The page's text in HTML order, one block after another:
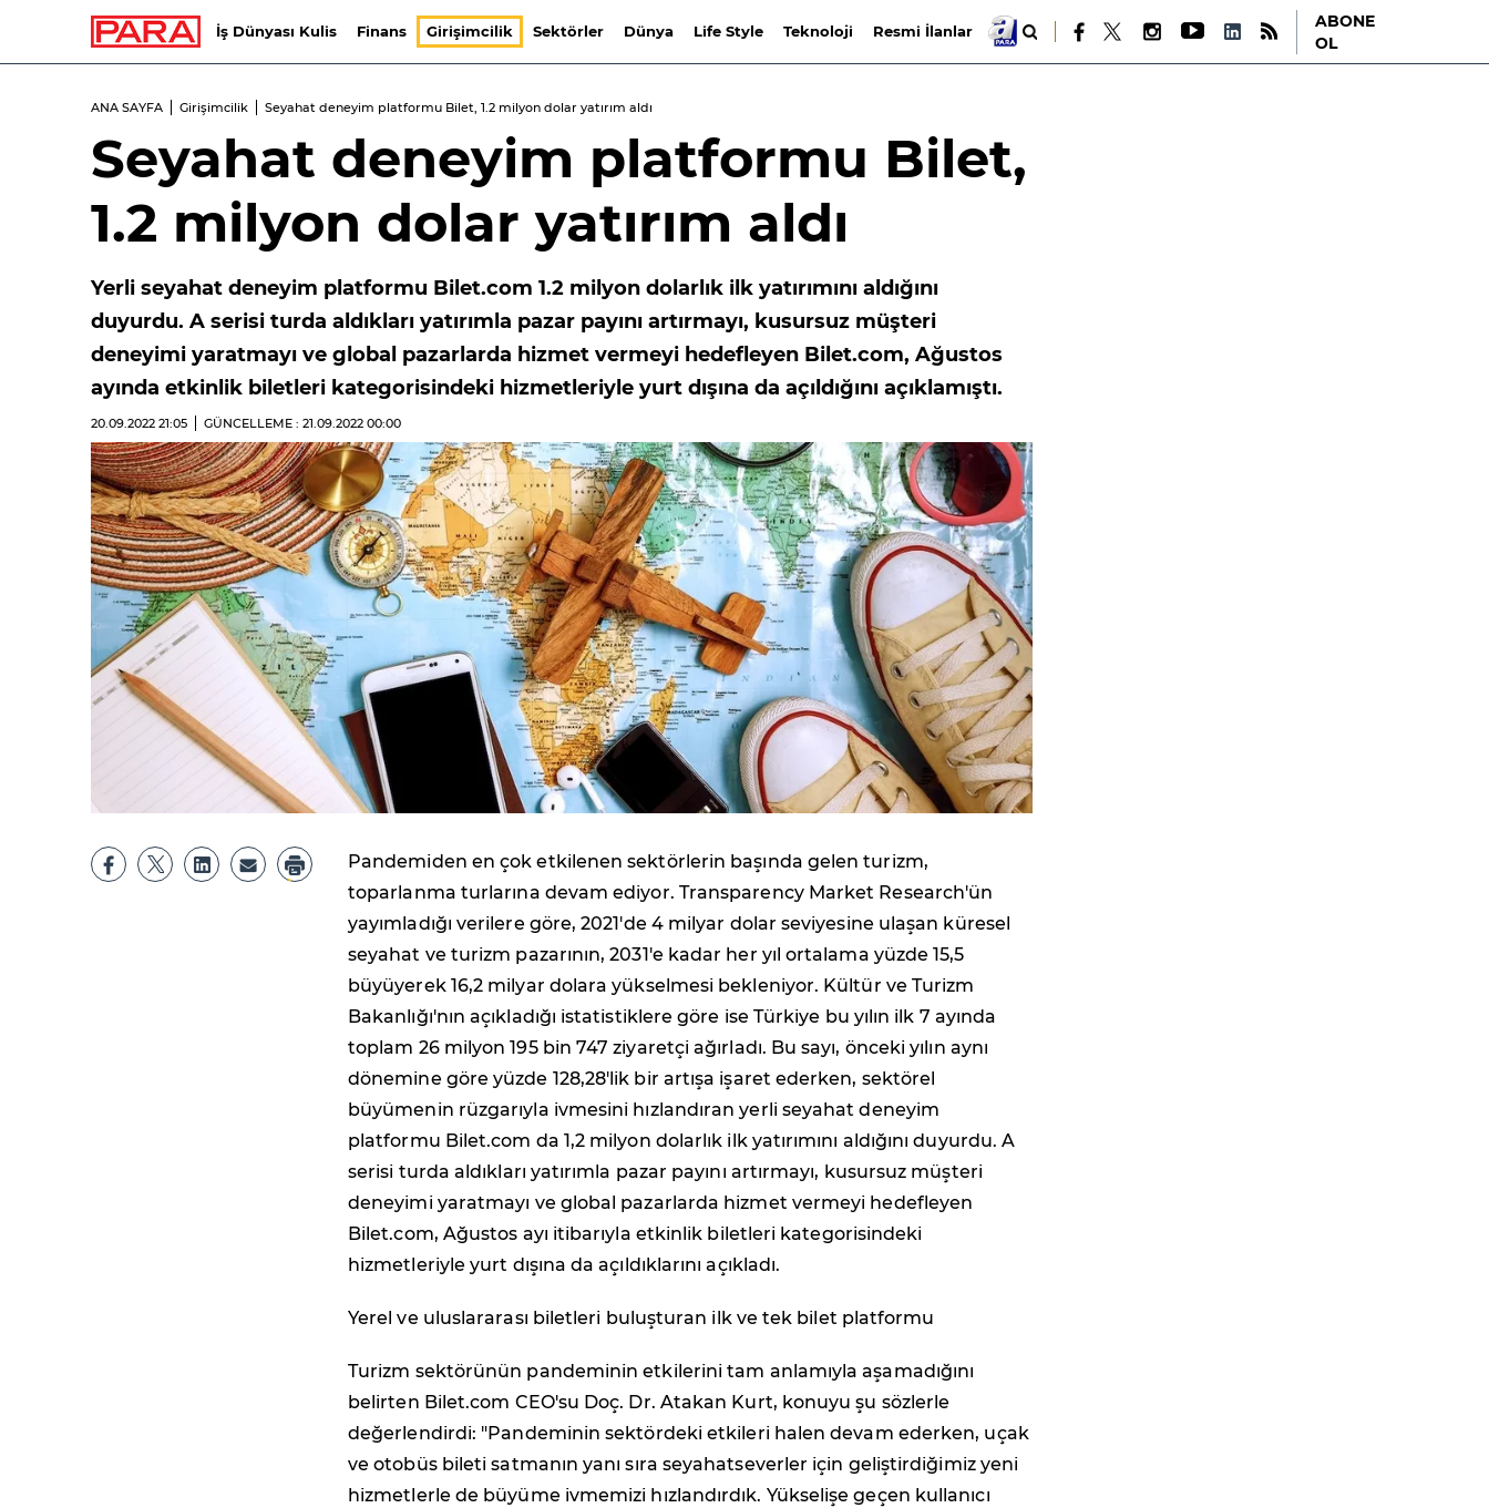
İş Dünyası Kulis Finans Girişimcilik Sektörler Dünya Life Style Teknoloji Resmi İlanlar
ABONE
OL
ANA SAYFA Girişimcilik Seyahat deneyim platformu Bilet, 1.2 milyon dolar yatırım aldı
Seyahat deneyim platformu Bilet,
1.2 milyon dolar yatırım aldı
Yerli seyahat deneyim platformu Bilet.com 1.2 milyon dolarlık ilk yatırımını aldığını
duyurdu. A serisi turda aldıkları yatırımla pazar payını artırmayı, kusursuz müşteri
deneyimi yaratmayı ve global pazarlarda hizmet vermeyi hedefleyen Bilet.com, Ağustos
ayında etkinlik biletleri kategorisindeki hizmetleriyle yurt dışına da açıldığını açıklamıştı.
20.09.2022 21:05 GÜNCELLEME : 21.09.2022 00:00
Pandemiden en çok etkilenen sektörlerin başında gelen turizm,
toparlanma turlarına devam ediyor. Transparency Market Research'ün
yayımladığı verilere göre, 2021'de 4 milyar dolar seviyesine ulaşan küresel
seyahat ve turizm pazarının, 2031'e kadar her yıl ortalama yüzde 15,5
büyüyerek 16,2 milyar dolara yükselmesi bekleniyor. Kültür ve Turizm
Bakanlığı'nın açıkladığı istatistiklere göre ise Türkiye bu yılın ilk 7 ayında
toplam 26 milyon 195 bin 747 ziyaretçi ağırladı. Bu sayı, önceki yılın aynı
dönemine göre yüzde 128,28'lik bir artışa işaret ederken, sektörel
büyümenin rüzgarıyla ivmesini hızlandıran yerli seyahat deneyim
platformu Bilet.com da 1,2 milyon dolarlık ilk yatırımını aldığını duyurdu. A
serisi turda aldıkları yatırımla pazar payını artırmayı, kusursuz müşteri
deneyimi yaratmayı ve global pazarlarda hizmet vermeyi hedefleyen
Bilet.com, Ağustos ayı itibarıyla etkinlik biletleri kategorisindeki
hizmetleriyle yurt dışına da açıldıklarını açıkladı.
Yerel ve uluslararası biletleri buluşturan ilk ve tek bilet platformu
Turizm sektörünün pandeminin etkilerini tam anlamıyla aşamadığını
belirten Bilet.com CEO'su Doç. Dr. Atakan Kurt, konuyu şu sözlerle
değerlendirdi: "Pandeminin sektördeki etkileri halen devam ederken, uçak
ve otobüs bileti satmanın yanı sıra seyahatseverler için geliştirdiğimiz yeni
hizmetlerle de büyüme ivmemizi hızlandırdık. Yükselişe geçen kullanıcı